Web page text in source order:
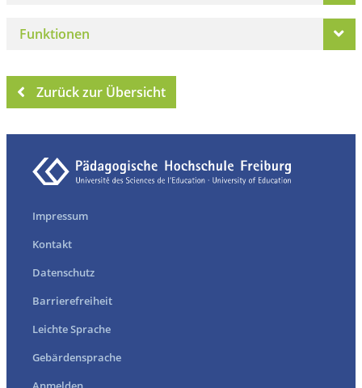
Funktionen
Zurück zur Übersicht
Impressum
Kontakt
Datenschutz
Barrierefreiheit
Leichte Sprache
Gebärdensprache